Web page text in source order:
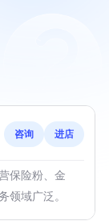
咨询 进店
保险粉、金
领域广泛。